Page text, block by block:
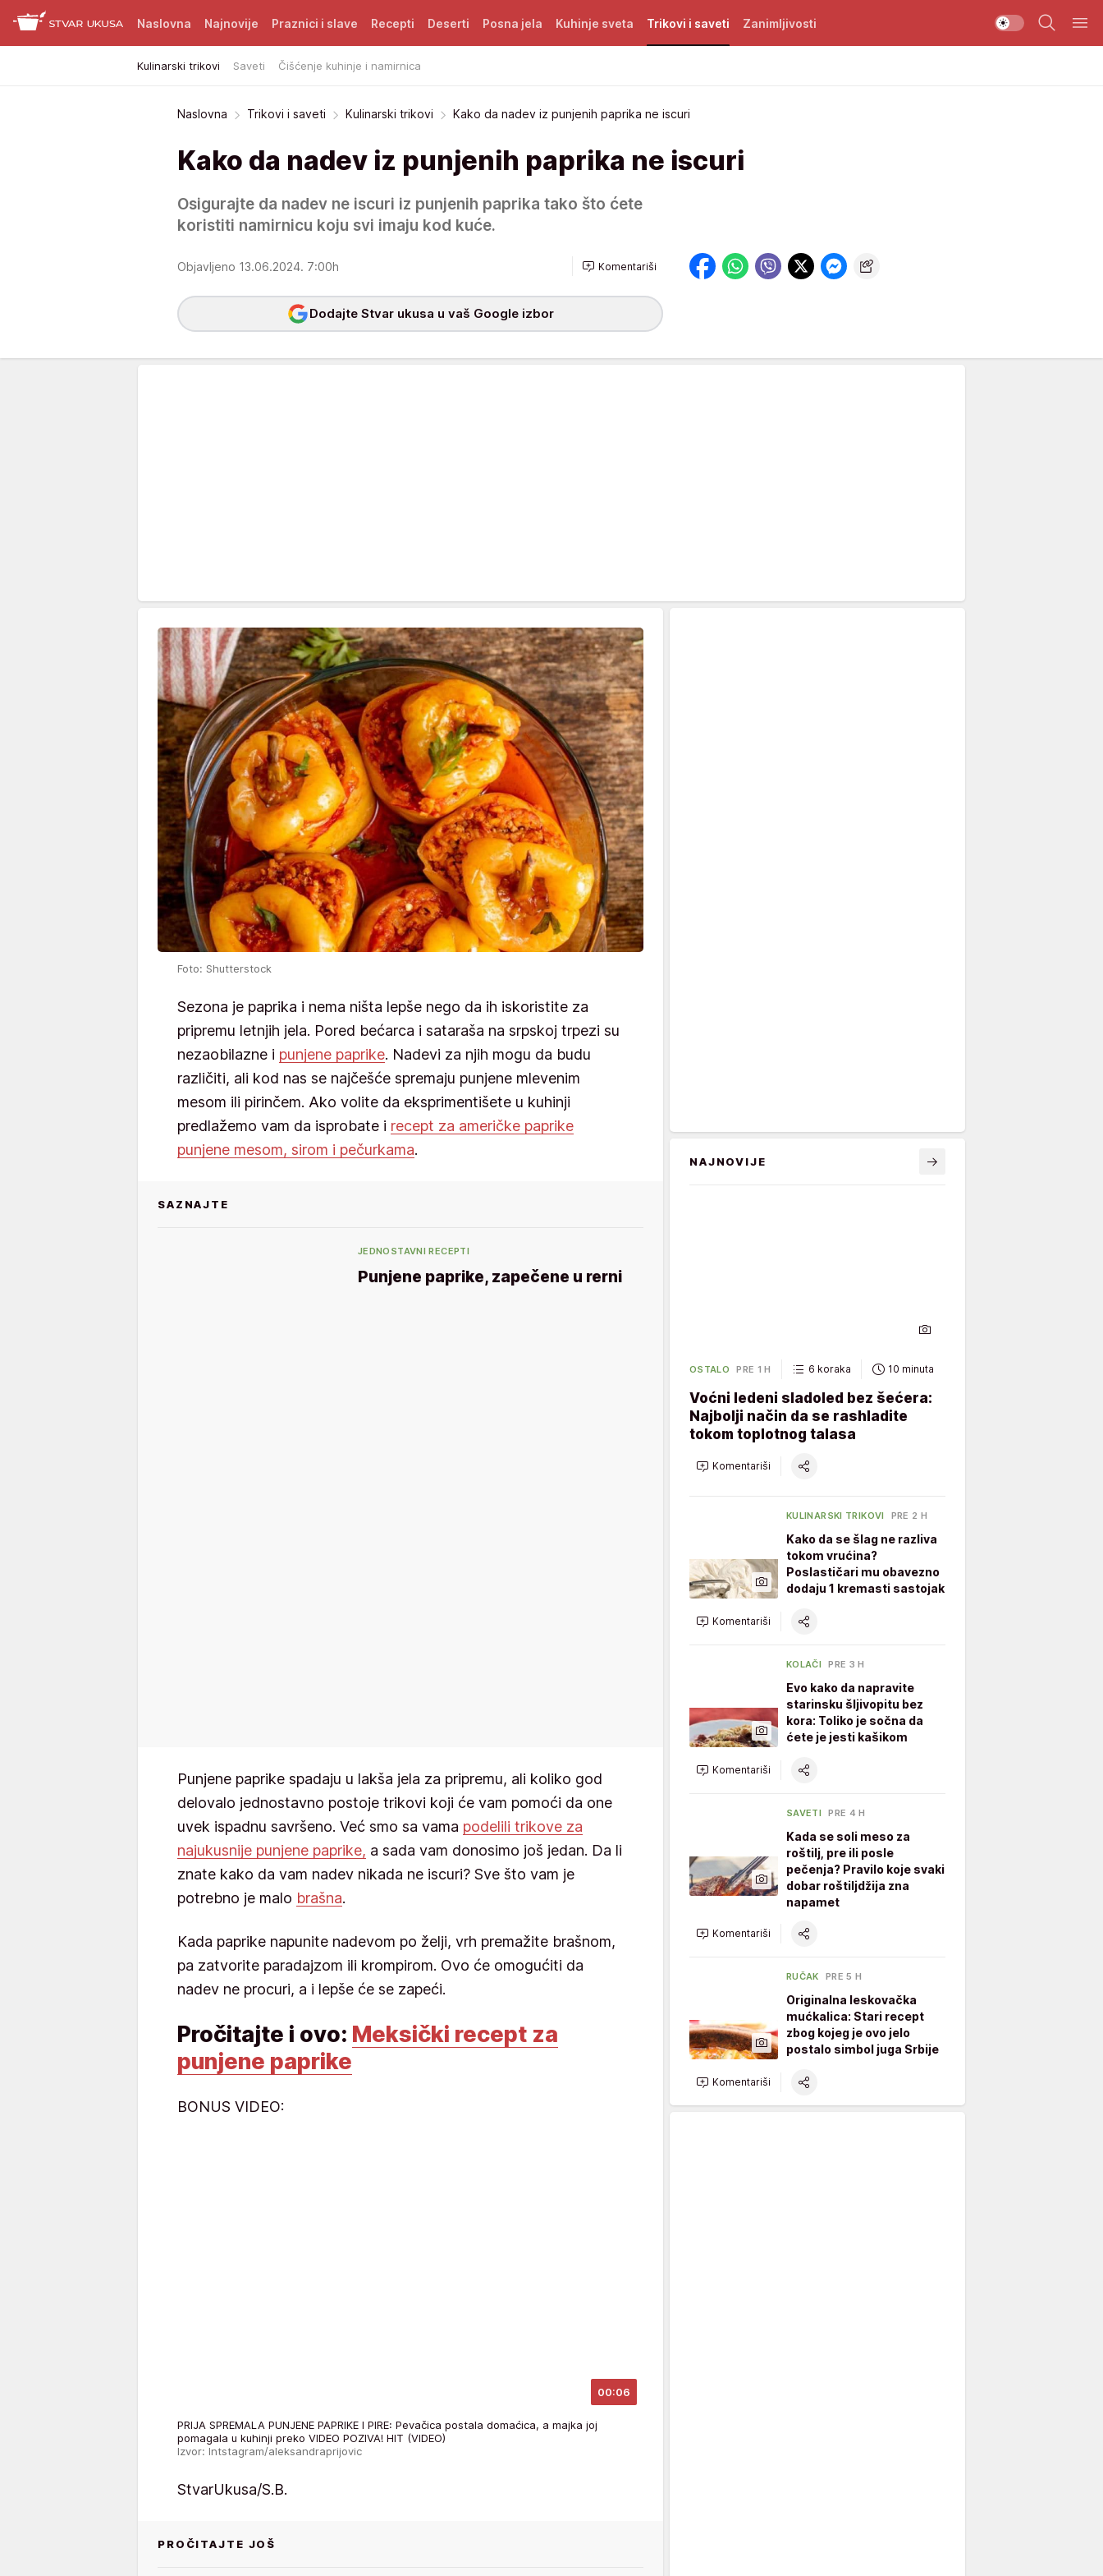
Naslovna Najnovije Praznici i slave Recepti Deserti Posna jela Kuhinje sveta Trikovi i saveti
Kulinarski trikovi Saveti Čišćenje kuhinje i namirnica
Zanimljivosti
Naslovna Trikovi i saveti Kulinarski trikovi Kako da nadev iz punjenih paprika ne iscuri
Kako da nadev iz punjenih paprika ne iscuri
Osigurajte da nadev ne iscuri iz punjenih paprika tako što ćete
koristiti namirnicu koju svi imaju kod kuće.
Objavljeno 13.06.2024. 7:00h Komentariši
Dodajte Stvar ukusa u vaš Google izbor
Foto: Shutterstock
Sezona je paprika i nema ništa lepše nego da ih iskoristite za
pripremu letnjih jela. Pored bećarca i sataraša na srpskoj trpezi su
nezaobilazne i punjene paprike. Nadevi za njih mogu da budu
različiti, ali kod nas se najčešće spremaju punjene mlevenim
mesom ili pirinčem. Ako volite da eksprimentišete u kuhinji
predlažemo vam da isprobate i recept za američke paprike
punjene mesom, sirom i pečurkama.
SAZNAJTE
JEDNOSTAVNI RECEPTI
Punjene paprike, zapečene u rerni
Punjene paprike spadaju u lakša jela za pripremu, ali koliko god
delovalo jednostavno postoje trikovi koji će vam pomoći da one
uvek ispadnu savršeno. Već smo sa vama podelili trikove za
najukusnije punjene paprike, a sada vam donosimo još jedan. Da li
znate kako da vam nadev nikada ne iscuri? Sve što vam je
potrebno je malo brašna.
Kada paprike napunite nadevom po želji, vrh premažite brašnom,
pa zatvorite paradajzom ili krompirom. Ovo će omogućiti da
nadev ne procuri, a i lepše će se zapeći.
Pročitajte i ovo: Meksički recept za
punjene paprike
BONUS VIDEO:
00:06
PRIJA SPREMALA PUNJENE PAPRIKE I PIRE: Pevačica postala domaćica, a majka joj
pomagala u kuhinji preko VIDEO POZIVA! HIT (VIDEO)
Izvor: Intstagram/aleksandraprijovic
StvarUkusa/S.B.
PROČITAJTE JOŠ
NAJNOVIJE
OSTALO PRE 1 H 6 koraka 10 minuta
Voćni ledeni sladoled bez šećera:
Najbolji način da se rashladite
tokom toplotnog talasa
Komentariši
KULINARSKI TRIKOVI PRE 2 H
Kako da se šlag ne razliva
tokom vrućina?
Poslastičari mu obavezno
dodaju 1 kremasti sastojak
Komentariši
KOLAČI PRE 3 H
Evo kako da napravite
starinsku šljivopitu bez
kora: Toliko je sočna da
ćete je jesti kašikom
Komentariši
SAVETI PRE 4 H
Kada se soli meso za
roštilj, pre ili posle
pečenja? Pravilo koje svaki
dobar roštiljdžija zna
napamet
Komentariši
RUČAK PRE 5 H
Originalna leskovačka
mućkalica: Stari recept
zbog kojeg je ovo jelo
postalo simbol juga Srbije
Komentariši